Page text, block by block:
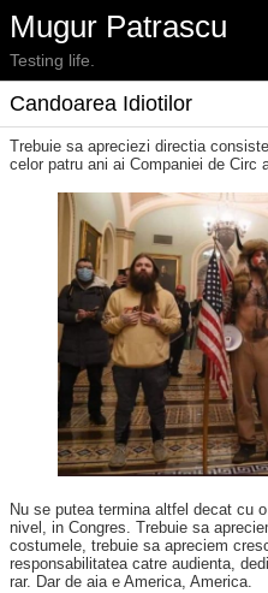
Mugur Patrascu
Testing life.
Candoarea Idiotilor
Trebuie sa apreciezi directia
celor patru ani ai Companiei de Circ
Nu se putea termina altfel decat cu o
nivel, in Congres. Trebuie sa
costumele, trebuie sa apreciem
responsabilitatea catre audienta,
rar. Dar de aia e America, America.